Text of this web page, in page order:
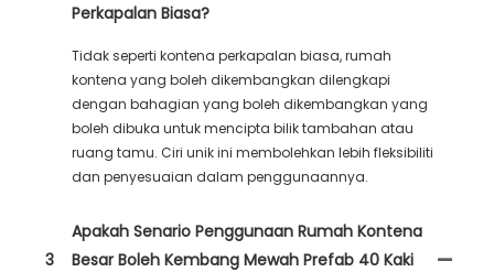
Perkapalan Biasa?
Tidak seperti kontena perkapalan biasa, rumah
kontena yang boleh dikembangkan dilengkapi
dengan bahagian yang boleh dikembangkan yang
boleh dibuka untuk mencipta bilik tambahan atau
ruang tamu. Ciri unik ini membolehkan lebih fleksibiliti
dan penyesuaian dalam penggunaannya.
3
Apakah Senario Penggunaan Rumah Kontena
Besar Boleh Kembang Mewah Prefab 40 Kaki